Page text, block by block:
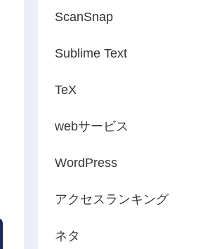
ScanSnap
Sublime Text
TeX
webサービス
WordPress
アクセスランキング
ネタ